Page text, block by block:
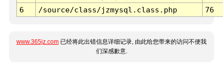
6
/source/class/jzmysql.class.php 76
www.365jz.com 已经将此出错信息详细记录, 由此给您带来的访问不便我
们深感歉意.